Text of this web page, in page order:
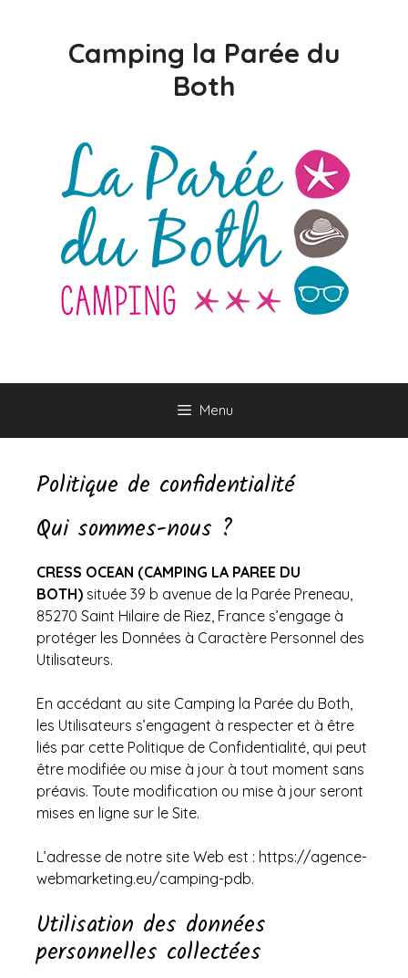
Camping la Parée du
Both
Menu
Politique de confidentialité
Qui sommes-nous ?
CRESS OCEAN (CAMPING LA PAREE DU
BOTH) située 39 b avenue de la Parée Preneau,
85270 Saint Hilaire de Riez, France s’engage à
protéger les Données à Caractère Personnel des
Utilisateurs.
En accédant au site Camping la Parée du Both,
les Utilisateurs s’engagent à respecter et à être
liés par cette Politique de Confidentialité, qui peut
être modifiée ou mise à jour à tout moment sans
préavis. Toute modification ou mise à jour seront
mises en ligne sur le Site.
L’adresse de notre site Web est : https://agence-
webmarketing.eu/camping-pdb.
Utilisation des données
personnelles collectées